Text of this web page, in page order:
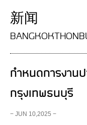
新闻
กำหนดการงาน
กรุงเทพธนบุรี
− JUN 10,2025 −